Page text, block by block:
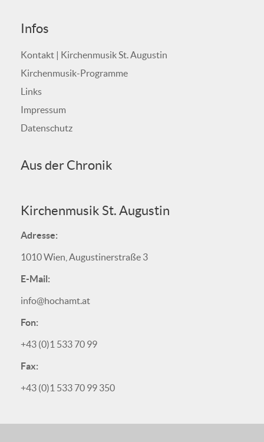
Infos
Kontakt | Kirchenmusik St. Augustin
Kirchenmusik-Programme
Links
Impressum
Datenschutz
Aus der Chronik
Kirchenmusik St. Augustin
Adresse:
1010 Wien, Augustinerstraße 3
E-Mail:
info@hochamt.at
Fon:
+43 (0)1 533 70 99
Fax:
+43 (0)1 533 70 99 350